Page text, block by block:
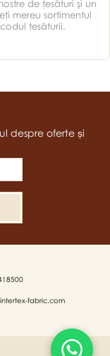
de ţesături şi un
mereu sortimentul
ţesăturii.
despre oferte și
fabric.com